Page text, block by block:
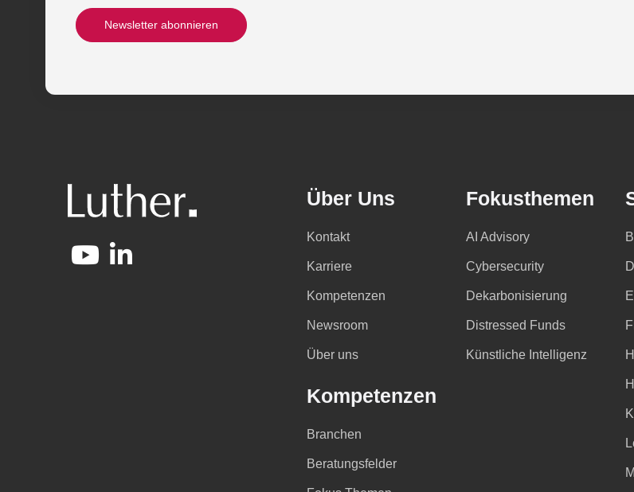
Newsletter abonnieren
Über Uns
Kontakt
Karriere
Kompetenzen
Newsroom
Über uns
Kompetenzen
Branchen
Beratungsfelder
Fokusthemen
AI Advisory
Cybersecurity
Dekarbonisierung
Distressed Funds
Künstliche Intelligenz